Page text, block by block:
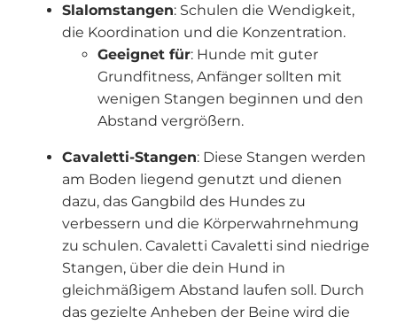
Slalomstangen: Schulen die Wendigkeit,
die Koordination und die Konzentration.
Geeignet für: Hunde mit guter
Grundfitness, Anfänger sollten mit
wenigen Stangen beginnen und den
Abstand vergrößern.
Cavaletti-Stangen: Diese Stangen werden
am Boden liegend genutzt und dienen
dazu, das Gangbild des Hundes zu
verbessern und die Körperwahrnehmung
zu schulen. Cavaletti Cavaletti sind niedrige
Stangen, über die dein Hund in
gleichmäßigem Abstand laufen soll. Durch
das gezielte Anheben der Beine wird die